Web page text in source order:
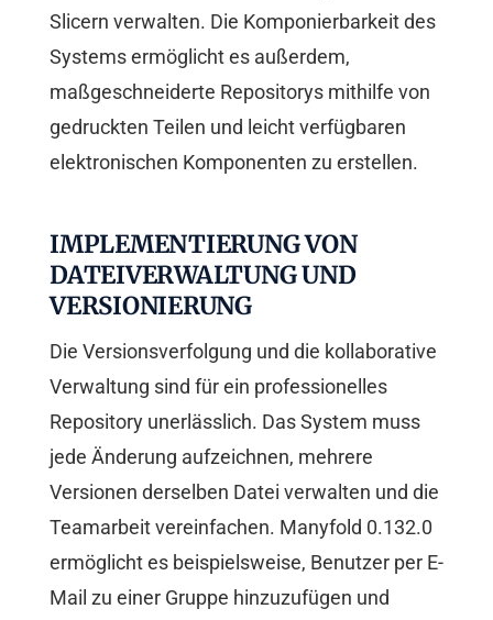
Slicern verwalten. Die Komponierbarkeit des
Systems ermöglicht es außerdem,
maßgeschneiderte Repositorys mithilfe von
gedruckten Teilen und leicht verfügbaren
elektronischen Komponenten zu erstellen.
IMPLEMENTIERUNG VON
DATEIVERWALTUNG UND
VERSIONIERUNG
Die Versionsverfolgung und die kollaborative
Verwaltung sind für ein professionelles
Repository unerlässlich. Das System muss
jede Änderung aufzeichnen, mehrere
Versionen derselben Datei verwalten und die
Teamarbeit vereinfachen. Manyfold 0.132.0
ermöglicht es beispielsweise, Benutzer per E-
Mail zu einer Gruppe hinzuzufügen und